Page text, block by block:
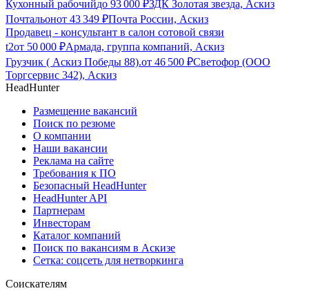
Кухонный рабочийдо 93 000 ₽ЗДК Золотая звезда, Аскиз
Почтальонот 43 349 ₽Почта России, Аскиз
Продавец - консультант в салон сотовой связи
t2от 50 000 ₽Армада, группа компаний, Аскиз
Грузчик ( Аскиз Победы 88).от 46 500 ₽Светофор (ООО
Торгсервис 342), Аскиз
HeadHunter
Размещение вакансий
Поиск по резюме
О компании
Наши вакансии
Реклама на сайте
Требования к ПО
Безопасный HeadHunter
HeadHunter API
Партнерам
Инвесторам
Каталог компаний
Поиск по вакансиям в Аскизе
Сетка: соцсеть для нетворкинга
Соискателям